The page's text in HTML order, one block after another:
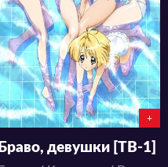
1 4
+
Браво, девушки [ТВ-1]